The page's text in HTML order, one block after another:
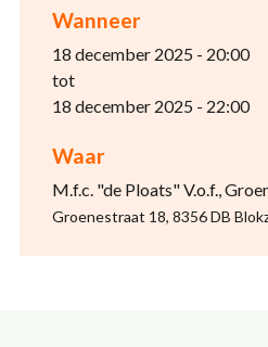
Wanneer
18 december 2025 - 20:00
tot
18 december 2025 - 22:00
Waar
M.f.c. "de Ploats" V.o.f.,
Groenestraat 18, 8356 DB